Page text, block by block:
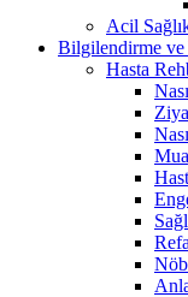
Acil
Bilgilendirme
Hasta